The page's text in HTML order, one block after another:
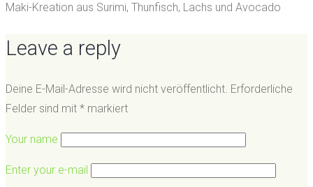
Maki-Kreation aus Surimi, Thunfisch, Lachs und Avocado
Leave a reply
Deine E-Mail-Adresse wird nicht veröffentlicht. Erforderliche
Felder sind mit * markiert
Your name
Enter your e-mail